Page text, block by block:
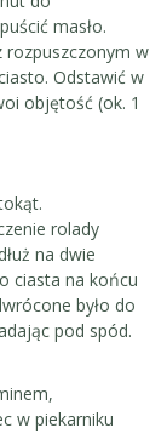
masło.
rozpuszczonym w
Odstawić w
objętość (ok. 1
rolady
na dwie
ciasta na końcu
było do
pod spód.
w piekarniku